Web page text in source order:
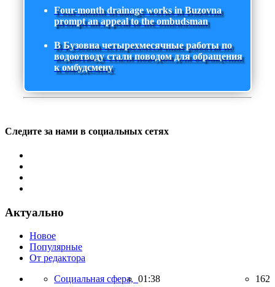
Four-month drainage works in Buzovna
prompt an appeal to the ombudsman
В Бузовна четырехмесячные работы по
водоотводу стали поводом для обращения
к омбудсмену
Следите за нами в социальных сетях
Актуально
Новое
Популярные
От редактора
Социальная сфера, 01:38 162